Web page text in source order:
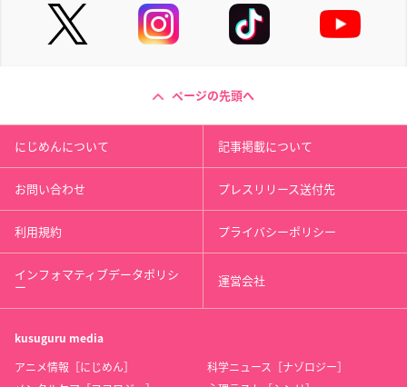
ページの先頭へ
にじめんについて 記事掲載について
お問い合わせ プレスリリース送付先
利用規約 プライバシーポリシー
インフォマティブデータポリシ
ー 運営会社
kusuguru media
アニメ情報［にじめん］
科学ニュース［ナゾロジー］